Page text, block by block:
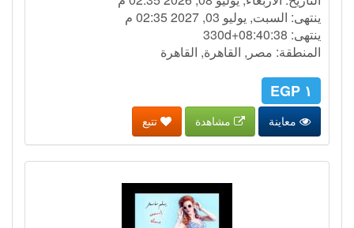
ينتهى: السبت, يوليو 03, 2027 02:35 م
ينتهى: 330d+08:40:37
المنطقة: مصر, القاهرة, القاهرة
١ EGP
معاينة مشاهدة تتبع